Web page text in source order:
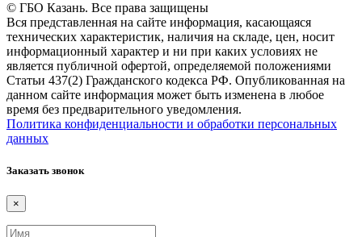
© ГБО Казань. Все права защищены
Вся представленная на сайте информация, касающаяся
технических характеристик, наличия на складе, цен, носит
информационный характер и ни при каких условиях не
является публичной офертой, определяемой положениями
Статьи 437(2) Гражданского кодекса РФ. Опубликованная на
данном сайте информация может быть изменена в любое
время без предварительного уведомления.
Политика конфиденциальности и обработки персональных
данных
Заказать звонок
×